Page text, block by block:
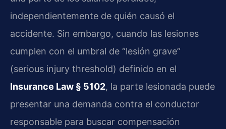
independientemente de quién causó el
accidente. Sin embargo, cuando las lesiones
cumplen con el umbral de “lesión grave”
(serious injury threshold) definido en el
Insurance Law § 5102, la parte lesionada puede
presentar una demanda contra el conductor
responsable para buscar compensación